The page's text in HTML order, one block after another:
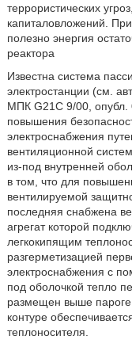
террористических
капиталовложений.
полезно энергия
реактора
Известна система
электростанции (см.
МПК G21C 9/00, опубл.
повышения
электроснабжения
вентиляционной
из-под внутренней
в том, что для
вентилируемой
последняя снабжена
агрегат которой
легкокипящим
разгерметизацией
электроснабжения с
под оболочкой тепло
размещен выше
контуре
теплоносителя.